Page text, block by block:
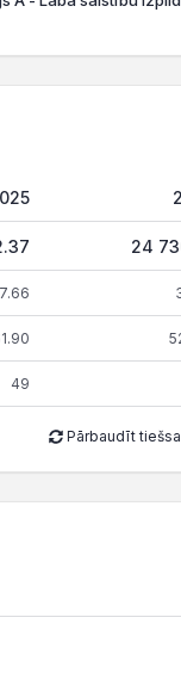
24
49
Pārbaudīt